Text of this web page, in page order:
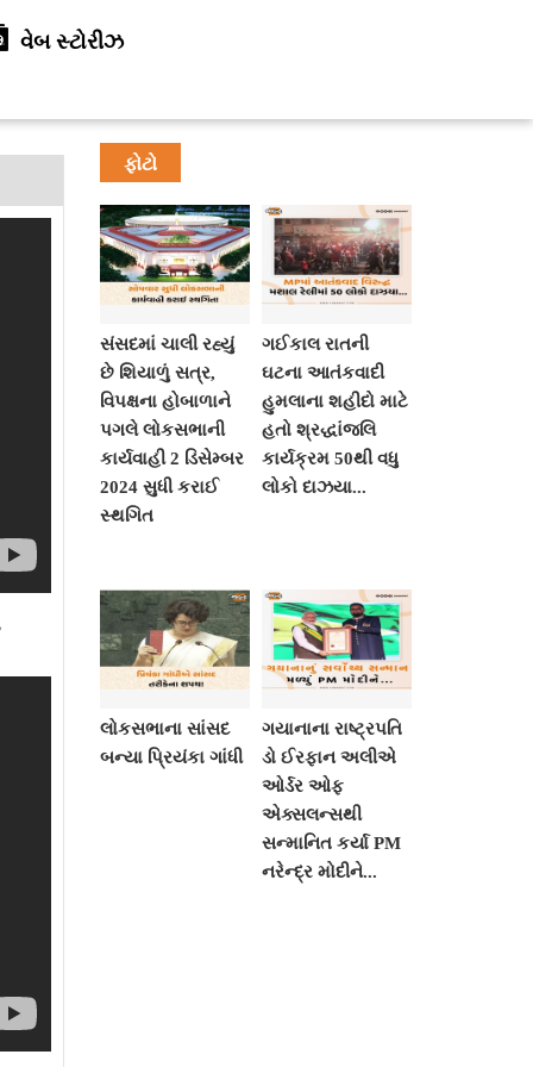
વેબ સ્ટોરીઝ
ફોટો
સંસદમાં ચાલી રહ્યું
છે શિયાળું સત્ર,
વિપક્ષના હોબાળાને
પગલે લોકસભાની
કાર્યવાહી 2 ડિસેમ્બર
2024 સુધી કરાઈ
સ્થગિત
ગઈકાલ રાતની
ઘટના આતંકવાદી
હુમલાના શહીદો માટે
હતો શ્રદ્ધાંજલિ
કાર્યક્રમ 50થી વધુ
લોકો દાઝયા...
લોકસભાના સાંસદ
બન્યા પ્રિયંકા ગાંધી
ગયાનાના રાષ્ટ્રપતિ
ડો ઈરફાન અલીએ
ઓર્ડર ઓફ
એક્સલન્સથી
સન્માનિત કર્યા PM
નરેન્દ્ર મોદીને...